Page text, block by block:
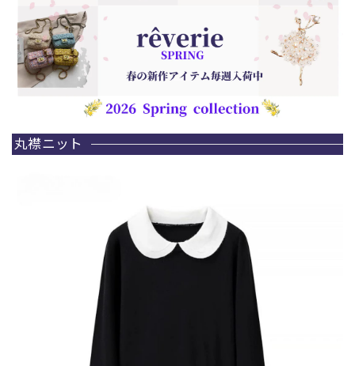
丸襟ニット